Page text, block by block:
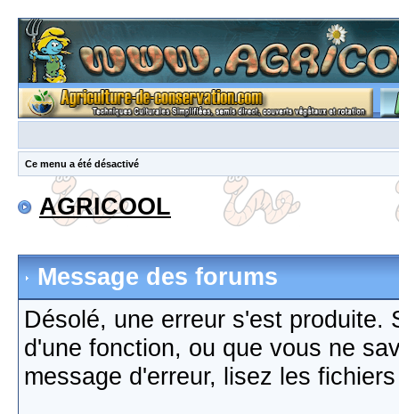
Ce menu a été désactivé
AGRICOOL
Message des forums
Désolé, une erreur s'est produite.
d'une fonction, ou que vous ne
message d'erreur, lisez les